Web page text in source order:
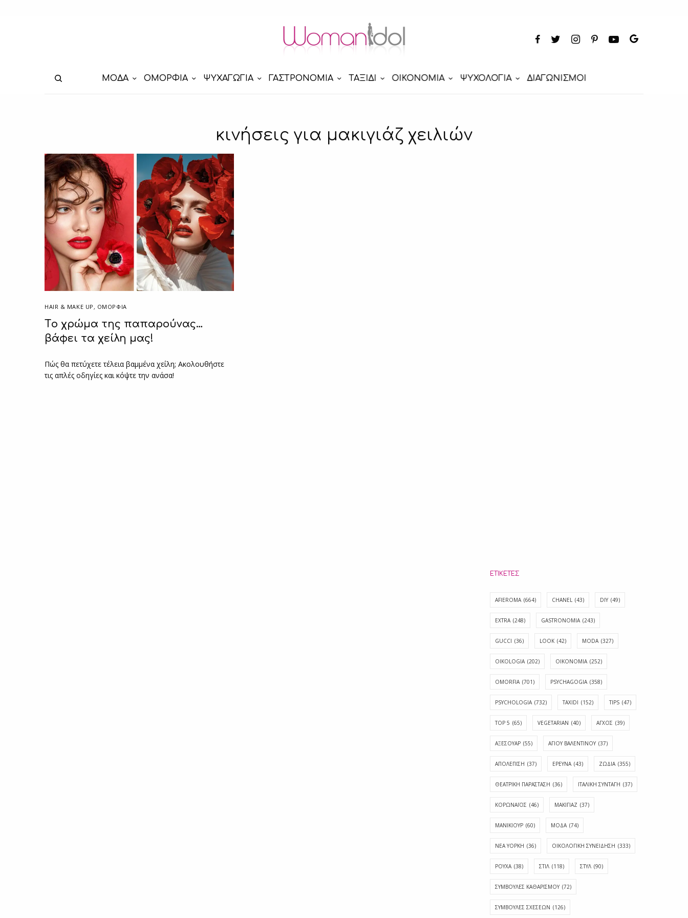
ΜΟΔΑ ΟΜΟΡΦΙΑ ΨΥΧΑΓΩΓΙΑ ΓΑΣΤΡΟΝΟΜΙΑ ΤΑΞΙΔΙ ΟΙΚΟΝΟΜΙΑ ΨΥΧΟΛΟΓΙΑ ΔΙΑΓΩΝΙΣΜΟΙ
κινήσεις για μακιγιάζ χειλιών
HAIR & MAKE UP , ΟΜΟΡΦΙΑ
Tο χρώμα της παπαρούνας…
βάφει τα χείλη μας!
Πώς θα πετύχετε τέλεια βαμμένα χείλη; Ακολουθήστε
τις απλές οδηγίες και κόψτε την ανάσα!
ΕΤΙΚΈΤΕΣ
AFIEROMA (664) CHANEL (43) DIY (49)
EXTRA (248) GASTRONOMIA (243)
GUCCI (36) LOOK (42) MODA (327)
OIKOLOGIA (202) OIKONOMIA (252)
OMORFIA (701) PSYCHAGOGIA (358)
PSYCHOLOGIA (732) TAXIDI (152) TIPS (47)
TOP 5 (65) VEGETARIAN (40) ΑΓΧΟΣ (39)
ΑΞΕΣΟΥΑΡ (55) ΑΓΊΟΥ ΒΑΛΕΝΤΊΝΟΥ (37)
ΑΠΟΛΈΠΙΣΗ (37) ΕΡΕΥΝΑ (43) ΖΩΔΙΑ (355)
ΘΕΑΤΡΙΚΗ ΠΑΡΑΣΤΑΣΗ (36) ΙΤΑΛΙΚΗ ΣΥΝΤΑΓΗ (37)
ΚΟΡΩΝΑΪΟΣ (46) ΜΑΚΙΓΙΑΖ (37)
ΜΑΝΙΚΙΟΥΡ (60) ΜΟΔΑ (74)
ΝΕΑ ΥΟΡΚΗ (36) ΟΙΚΟΛΟΓΙΚΗ ΣΥΝΕΙΔΗΣΗ (333)
ΡΟΥΧΑ (38) ΣΤΙΛ (118) ΣΤΥΛ (90)
ΣΥΜΒΟΥΛΕΣ ΚΑΘΑΡΙΣΜΟΥ (72)
ΣΥΜΒΟΥΛΕΣ ΣΧΕΣΕΩΝ (126)